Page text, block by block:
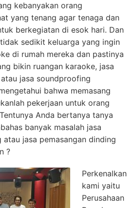
kebanyakan orang
yang tenang agar tenaga dan
berkegiatan di esok hari. Dan
sedikit keluarga yang ingin
di rumah mereka dan pastinya
bikin ruangan karaoke, jasa
jasa soundproofing
bahwa memasang
pekerjaan untuk orang
Anda bertanya tanya
banyak masalah jasa
jasa pemasangan dinding
?
Perkenalkan
kami yaitu
Perusahaan